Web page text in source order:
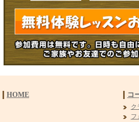
HOME コ
ク
フ